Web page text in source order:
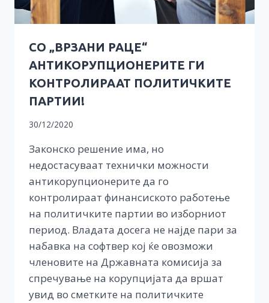
СО „ВРЗАНИ РАЦЕ“
АНТИКОРУПЦИОНЕРИТЕ ГИ
КОНТРОЛИРААТ ПОЛИТИЧКИТЕ
ПАРТИИ!
30/12/2020
Законско решение има, но
недостасуваат технички можности
антикорупционерите да го
контролираат финансиското работење
на политичките партии во изборниот
период. Владата досега не најде пари за
набавка на софтвер кој ќе овозможи
членовите на Државната комисија за
спречување на корупцијата да вршат
увид во сметките на политичките